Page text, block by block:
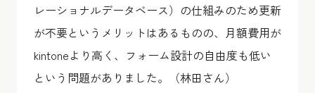
レーショナルデータベース）の仕組みのため更新
が不要というメリットはあるものの、月額費用が
kintoneより高く、フォーム設計の自由度も低い
という問題がありました。（林田さん）